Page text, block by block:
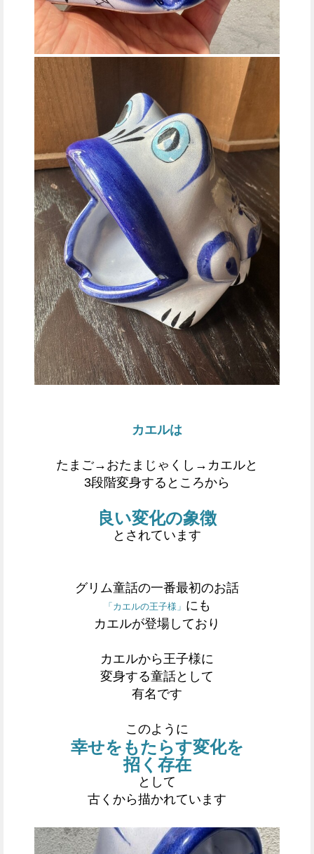
カエルは
たまご→おたまじゃくし→カエルと
3段階変身するところから
良い変化の象徴
とされています
グリム童話の一番最初のお話
「カエルの王子様」 にも
カエルが登場しており
カエルから王子様に
変身する童話として
有名です
このように
幸せをもたらす変化を
招く存在
として
古くから描かれています